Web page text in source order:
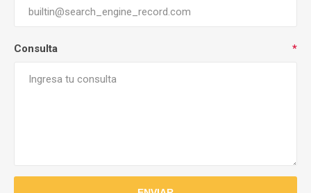
Consulta *